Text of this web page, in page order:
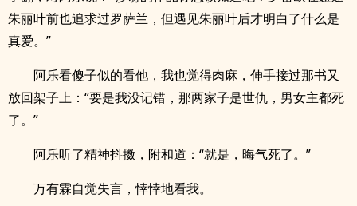
朱丽叶前也追求过罗萨兰，但遇见朱丽叶后才明白了什么是
真爱。”
阿乐看傻子似的看他，我也觉得肉麻，伸手接过那书又
放回架子上：“要是我没记错，那两家子是世仇，男女主都死
了。”
阿乐听了精神抖擞，附和道：“就是，晦气死了。”
万有霖自觉失言，悻悻地看我。